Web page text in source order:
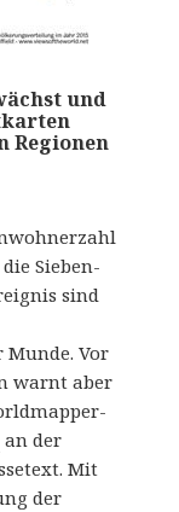
und
Regionen
Sieben-
sind
Vor
warnt aber
an der
Mit
der